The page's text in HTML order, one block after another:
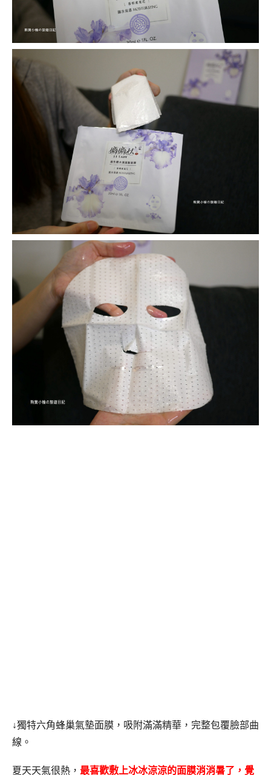
↓獨特六角蜂巢氣墊面膜，吸附滿滿精華，完整包覆臉部曲
線。
夏天天氣很熱， 最喜歡敷上冰冰涼涼的面膜消消暑了，覺